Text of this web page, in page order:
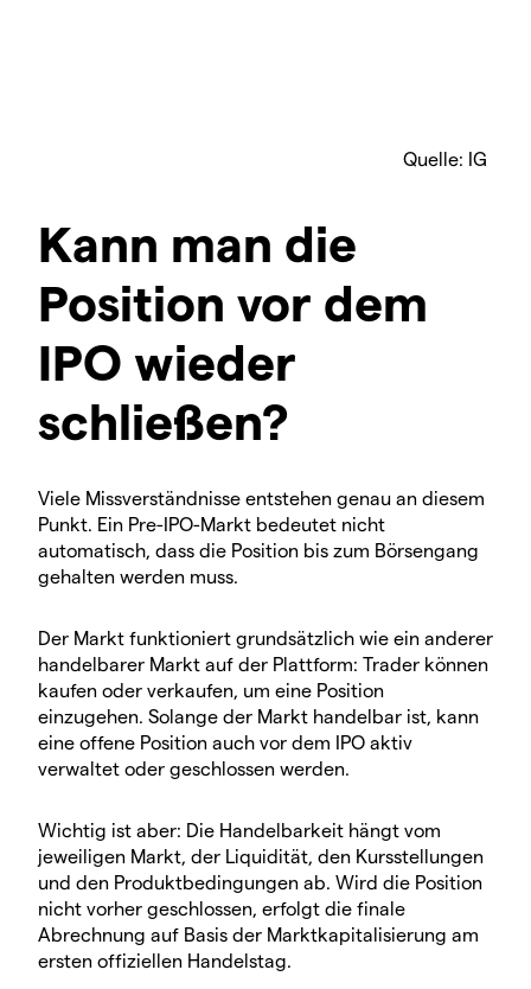
Quelle: IG
Kann man die
Position vor dem
IPO wieder
schließen?
Viele Missverständnisse entstehen genau an diesem
Punkt. Ein Pre-IPO-Markt bedeutet nicht
automatisch, dass die Position bis zum Börsengang
gehalten werden muss.
Der Markt funktioniert grundsätzlich wie ein anderer
handelbarer Markt auf der Plattform: Trader können
kaufen oder verkaufen, um eine Position
einzugehen. Solange der Markt handelbar ist, kann
eine offene Position auch vor dem IPO aktiv
verwaltet oder geschlossen werden.
Wichtig ist aber: Die Handelbarkeit hängt vom
jeweiligen Markt, der Liquidität, den Kursstellungen
und den Produktbedingungen ab. Wird die Position
nicht vorher geschlossen, erfolgt die finale
Abrechnung auf Basis der Marktkapitalisierung am
ersten offiziellen Handelstag.